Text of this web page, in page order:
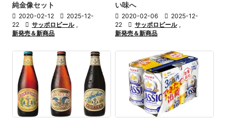
純金像セット
 2020-02-12  2025-12-
22
 サッポロビール ,
新発売＆新商品
い味へ
 2020-02-06  2025-12-
22
 サッポロビール ,
新発売＆新商品